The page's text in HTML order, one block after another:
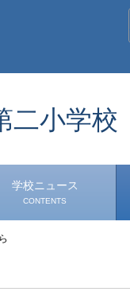
二小学校
学校ニュース
CONTENTS
から
・安全
・保健室から
会・部活から
連携事業
他